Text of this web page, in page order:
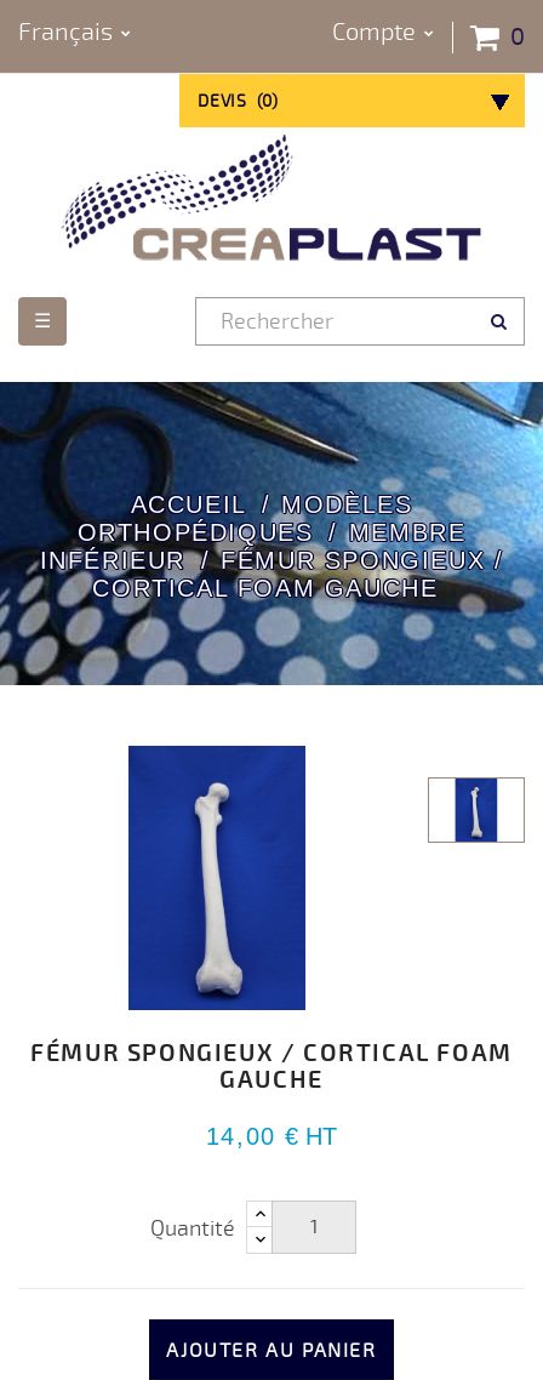
Français 0
Compte
DEVIS (0)
Basculer
☰
ACCUEIL
MODÈLES
ORTHOPÉDIQUES
MEMBRE
INFÉRIEUR
FÉMUR SPONGIEUX /
CORTICAL FOAM GAUCHE
FÉMUR SPONGIEUX / CORTICAL FOAM
GAUCHE
14,00 € HT
Quantité
AJOUTER AU PANIER